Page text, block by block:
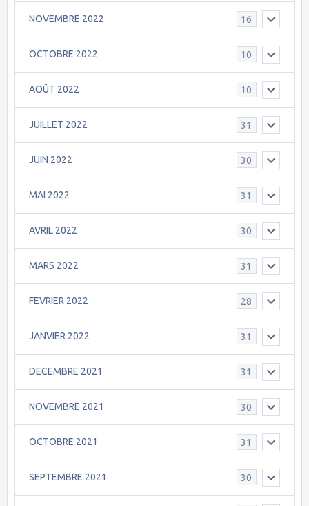
NOVEMBRE 2022 16
OCTOBRE 2022 10
AOÛT 2022 10
JUILLET 2022 31
JUIN 2022 30
MAI 2022 31
AVRIL 2022 30
MARS 2022 31
FEVRIER 2022 28
JANVIER 2022 31
DECEMBRE 2021 31
NOVEMBRE 2021 30
OCTOBRE 2021 31
SEPTEMBRE 2021 30